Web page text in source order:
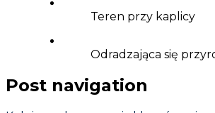
Teren przy kaplicy
Odradzająca się
Post navigation